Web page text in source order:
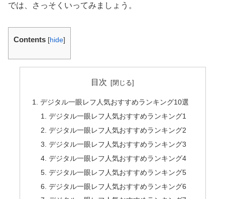
では、さっそくいってみましょう。
Contents [hide]
目次
デジタル一眼レフ人気おすすめランキング10選
デジタル一眼レフ人気おすすめランキング1
デジタル一眼レフ人気おすすめランキング2
デジタル一眼レフ人気おすすめランキング3
デジタル一眼レフ人気おすすめランキング4
デジタル一眼レフ人気おすすめランキング5
デジタル一眼レフ人気おすすめランキング6